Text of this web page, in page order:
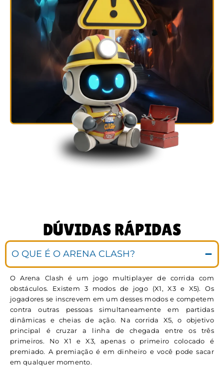
DÚVIDAS RÁPIDAS
O QUE É O ARENA CLASH?
O Arena Clash é um jogo multiplayer de corrida com
obstáculos. Existem 3 modos de jogo (X1, X3 e X5). Os
jogadores se inscrevem em um desses modos e competem
contra outras pessoas simultaneamente em partidas
dinâmicas e cheias de ação. Na corrida X5, o objetivo
principal é cruzar a linha de chegada entre os três
primeiros. No X1 e X3, apenas o primeiro colocado é
premiado. A premiação é em dinheiro e você pode sacar
em qualquer momento.